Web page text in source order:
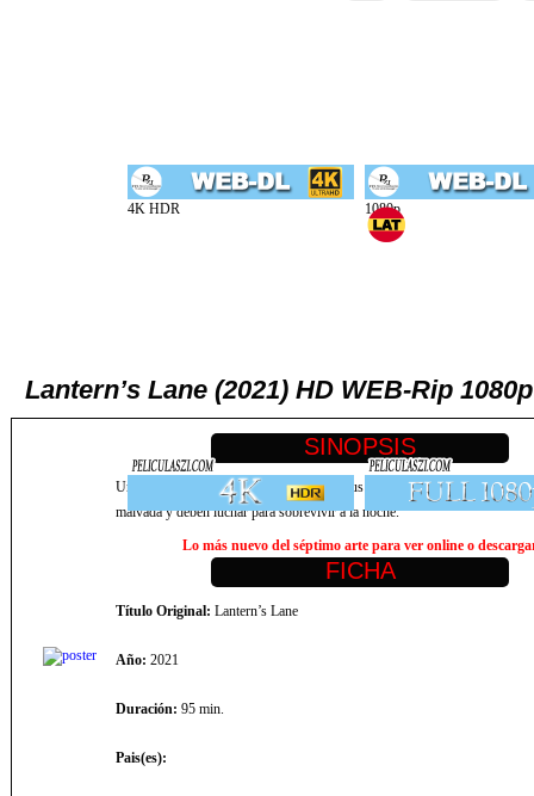
Lantern’s Lane (2021) HD WEB-Rip
Una recién graduada de la universidad y sus amigos de la escuela
malvada y deben luchar para sobrevivir a la noche.
Lo más nuevo del séptimo arte para ver online o
Título Original: Lantern’s Lane
Año: 2021
Duración: 95 min.
Pais(es):